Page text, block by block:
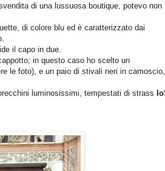
di una lussuosa boutique, potevo non
di colore blu ed è caratterizzato dai
il capo in due.
in questo caso ho scelto un
le foto), e un paio di stivali neri in camoscio,
luminosissimi, tempestati di strass